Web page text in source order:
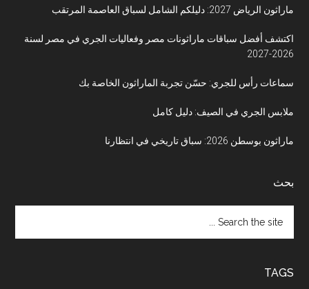
ماراثون الرياض 2027: دليلكم الشامل لسباق العاصمة المرتقب
اكتشف أفضل سباقات ماراثونات مصر وفعاليات الجري في مصر لسنة
2026-2027
سماعات رأس للجري: حسّن تجربة الماراثون الخاصة بك
ملابس الجري في الصيف: دليل كامل
ماراثون بوسطن 2026: سباق تاريخي في انتظارنا
بحث
the
TAGS